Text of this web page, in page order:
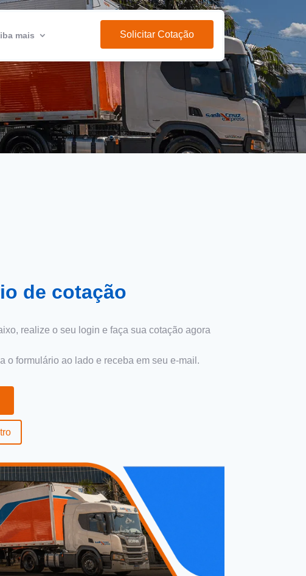
mais Solicitar Cotação
de cotação
realize o seu login e faça sua cotação agora
o formulário ao lado e receba em seu e-mail.